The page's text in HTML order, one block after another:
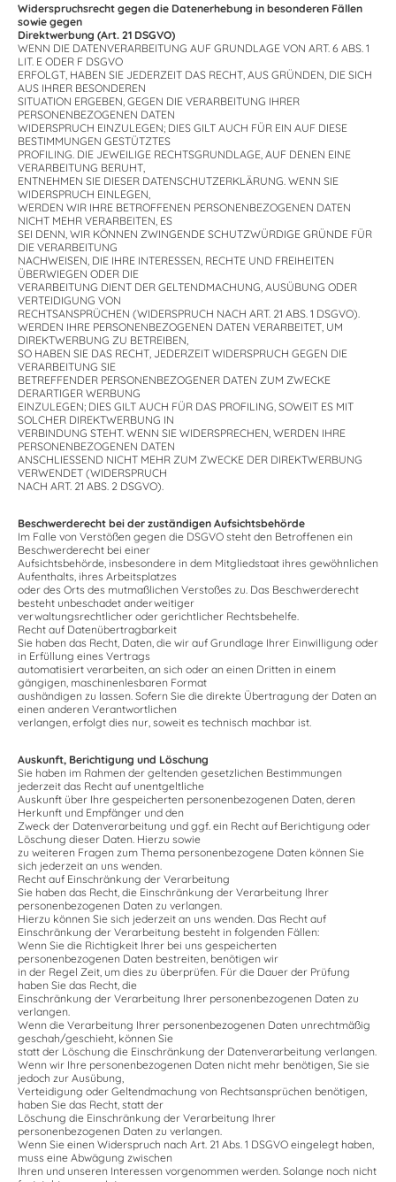
Widerspruchsrecht gegen die Datenerhebung in besonderen Fällen
sowie gegen
Direktwerbung (Art. 21 DSGVO)
WENN DIE DATENVERARBEITUNG AUF GRUNDLAGE VON ART. 6 ABS. 1
LIT. E ODER F DSGVO
ERFOLGT, HABEN SIE JEDERZEIT DAS RECHT, AUS GRÜNDEN, DIE SICH
AUS IHRER BESONDEREN
SITUATION ERGEBEN, GEGEN DIE VERARBEITUNG IHRER
PERSONENBEZOGENEN DATEN
WIDERSPRUCH EINZULEGEN; DIES GILT AUCH FÜR EIN AUF DIESE
BESTIMMUNGEN GESTÜTZTES
PROFILING. DIE JEWEILIGE RECHTSGRUNDLAGE, AUF DENEN EINE
VERARBEITUNG BERUHT,
ENTNEHMEN SIE DIESER DATENSCHUTZERKLÄRUNG. WENN SIE
WIDERSPRUCH EINLEGEN,
WERDEN WIR IHRE BETROFFENEN PERSONENBEZOGENEN DATEN
NICHT MEHR VERARBEITEN, ES
SEI DENN, WIR KÖNNEN ZWINGENDE SCHUTZWÜRDIGE GRÜNDE FÜR
DIE VERARBEITUNG
NACHWEISEN, DIE IHRE INTERESSEN, RECHTE UND FREIHEITEN
ÜBERWIEGEN ODER DIE
VERARBEITUNG DIENT DER GELTENDMACHUNG, AUSÜBUNG ODER
VERTEIDIGUNG VON
RECHTSANSPRÜCHEN (WIDERSPRUCH NACH ART. 21 ABS. 1 DSGVO).
WERDEN IHRE PERSONENBEZOGENEN DATEN VERARBEITET, UM
DIREKTWERBUNG ZU BETREIBEN,
SO HABEN SIE DAS RECHT, JEDERZEIT WIDERSPRUCH GEGEN DIE
VERARBEITUNG SIE
BETREFFENDER PERSONENBEZOGENER DATEN ZUM ZWECKE
DERARTIGER WERBUNG
EINZULEGEN; DIES GILT AUCH FÜR DAS PROFILING, SOWEIT ES MIT
SOLCHER DIREKTWERBUNG IN
VERBINDUNG STEHT. WENN SIE WIDERSPRECHEN, WERDEN IHRE
PERSONENBEZOGENEN DATEN
ANSCHLIESSEND NICHT MEHR ZUM ZWECKE DER DIREKTWERBUNG
VERWENDET (WIDERSPRUCH
NACH ART. 21 ABS. 2 DSGVO).
Beschwerderecht bei der zuständigen Aufsichtsbehörde
Im Falle von Verstößen gegen die DSGVO steht den Betroffenen ein
Beschwerderecht bei einer
Aufsichtsbehörde, insbesondere in dem Mitgliedstaat ihres gewöhnlichen
Aufenthalts, ihres Arbeitsplatzes
oder des Orts des mutmaßlichen Verstoßes zu. Das Beschwerderecht
besteht unbeschadet anderweitiger
verwaltungsrechtlicher oder gerichtlicher Rechtsbehelfe.
Recht auf Datenübertragbarkeit
Sie haben das Recht, Daten, die wir auf Grundlage Ihrer Einwilligung oder
in Erfüllung eines Vertrags
automatisiert verarbeiten, an sich oder an einen Dritten in einem
gängigen, maschinenlesbaren Format
aushändigen zu lassen. Sofern Sie die direkte Übertragung der Daten an
einen anderen Verantwortlichen
verlangen, erfolgt dies nur, soweit es technisch machbar ist.
Auskunft, Berichtigung und Löschung
Sie haben im Rahmen der geltenden gesetzlichen Bestimmungen
jederzeit das Recht auf unentgeltliche
Auskunft über Ihre gespeicherten personenbezogenen Daten, deren
Herkunft und Empfänger und den
Zweck der Datenverarbeitung und ggf. ein Recht auf Berichtigung oder
Löschung dieser Daten. Hierzu sowie
zu weiteren Fragen zum Thema personenbezogene Daten können Sie
sich jederzeit an uns wenden.
Recht auf Einschränkung der Verarbeitung
Sie haben das Recht, die Einschränkung der Verarbeitung Ihrer
personenbezogenen Daten zu verlangen.
Hierzu können Sie sich jederzeit an uns wenden. Das Recht auf
Einschränkung der Verarbeitung besteht in folgenden Fällen:
Wenn Sie die Richtigkeit Ihrer bei uns gespeicherten
personenbezogenen Daten bestreiten, benötigen wir
in der Regel Zeit, um dies zu überprüfen. Für die Dauer der Prüfung
haben Sie das Recht, die
Einschränkung der Verarbeitung Ihrer personenbezogenen Daten zu
verlangen.
Wenn die Verarbeitung Ihrer personenbezogenen Daten unrechtmäßig
geschah/geschieht, können Sie
statt der Löschung die Einschränkung der Datenverarbeitung verlangen.
Wenn wir Ihre personenbezogenen Daten nicht mehr benötigen, Sie sie
jedoch zur Ausübung,
Verteidigung oder Geltendmachung von Rechtsansprüchen benötigen,
haben Sie das Recht, statt der
Löschung die Einschränkung der Verarbeitung Ihrer
personenbezogenen Daten zu verlangen.
Wenn Sie einen Widerspruch nach Art. 21 Abs. 1 DSGVO eingelegt haben,
muss eine Abwägung zwischen
Ihren und unseren Interessen vorgenommen werden. Solange noch nicht